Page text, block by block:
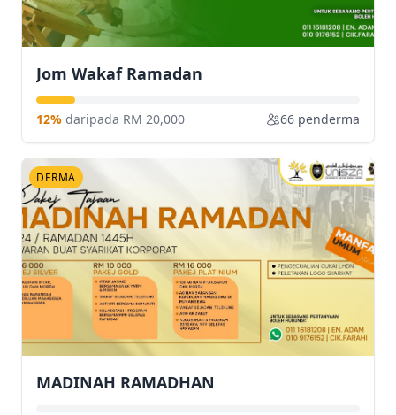
Jom Wakaf Ramadan
12% daripada RM 20,000 66 penderma
DERMA
MADINAH RAMADHAN